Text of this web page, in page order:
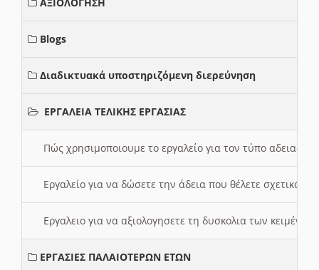
Blogs
Διαδικτυακά υποστηριζόμενη διερεύνηση
ΕΡΓΑΛΕΙΑ ΤΕΛΙΚΗΣ ΕΡΓΑΣΙΑΣ
Πώς χρησιμοποιουμε το εργαλείο για τον τύπο αδειας
Εργαλείο για να δώσετε την άδεια που θέλετε σχετικά
Εργαλειο για να αξιολογησετε τη δυσκολια των
ΕΡΓΑΣΙΕΣ ΠΑΛΑΙΟΤΕΡΩΝ ΕΤΩΝ